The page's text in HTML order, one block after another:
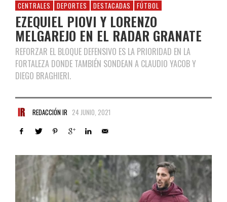
CENTRALES DEPORTES DESTACADAS FÚTBOL
EZEQUIEL PIOVI Y LORENZO
MELGAREJO EN EL RADAR GRANATE
REFORZAR EL BLOQUE DEFENSIVO ES LA PRIORIDAD EN LA
FORTALEZA DONDE TAMBIÉN SONDEAN A CLAUDIO YACOB Y
DIEGO BRAGHIERI.
REDACCIÓN IR 24 JUNIO, 2021